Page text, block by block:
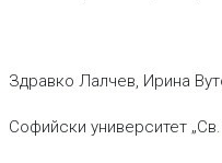
Здравко Лалчев, Ирина
Софийски университет